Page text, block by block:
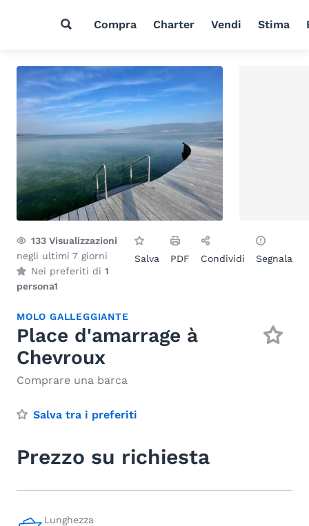
Compra Charter Vendi Stima
133 Visualizzazioni
negli ultimi 7 giorni
Nei preferiti di 1
persona1
Salva PDF Condividi Segnala
MOLO GALLEGGIANTE
Place d'amarrage à
Chevroux
Comprare una barca
Salva tra i preferiti
Prezzo su richiesta
Lunghezza